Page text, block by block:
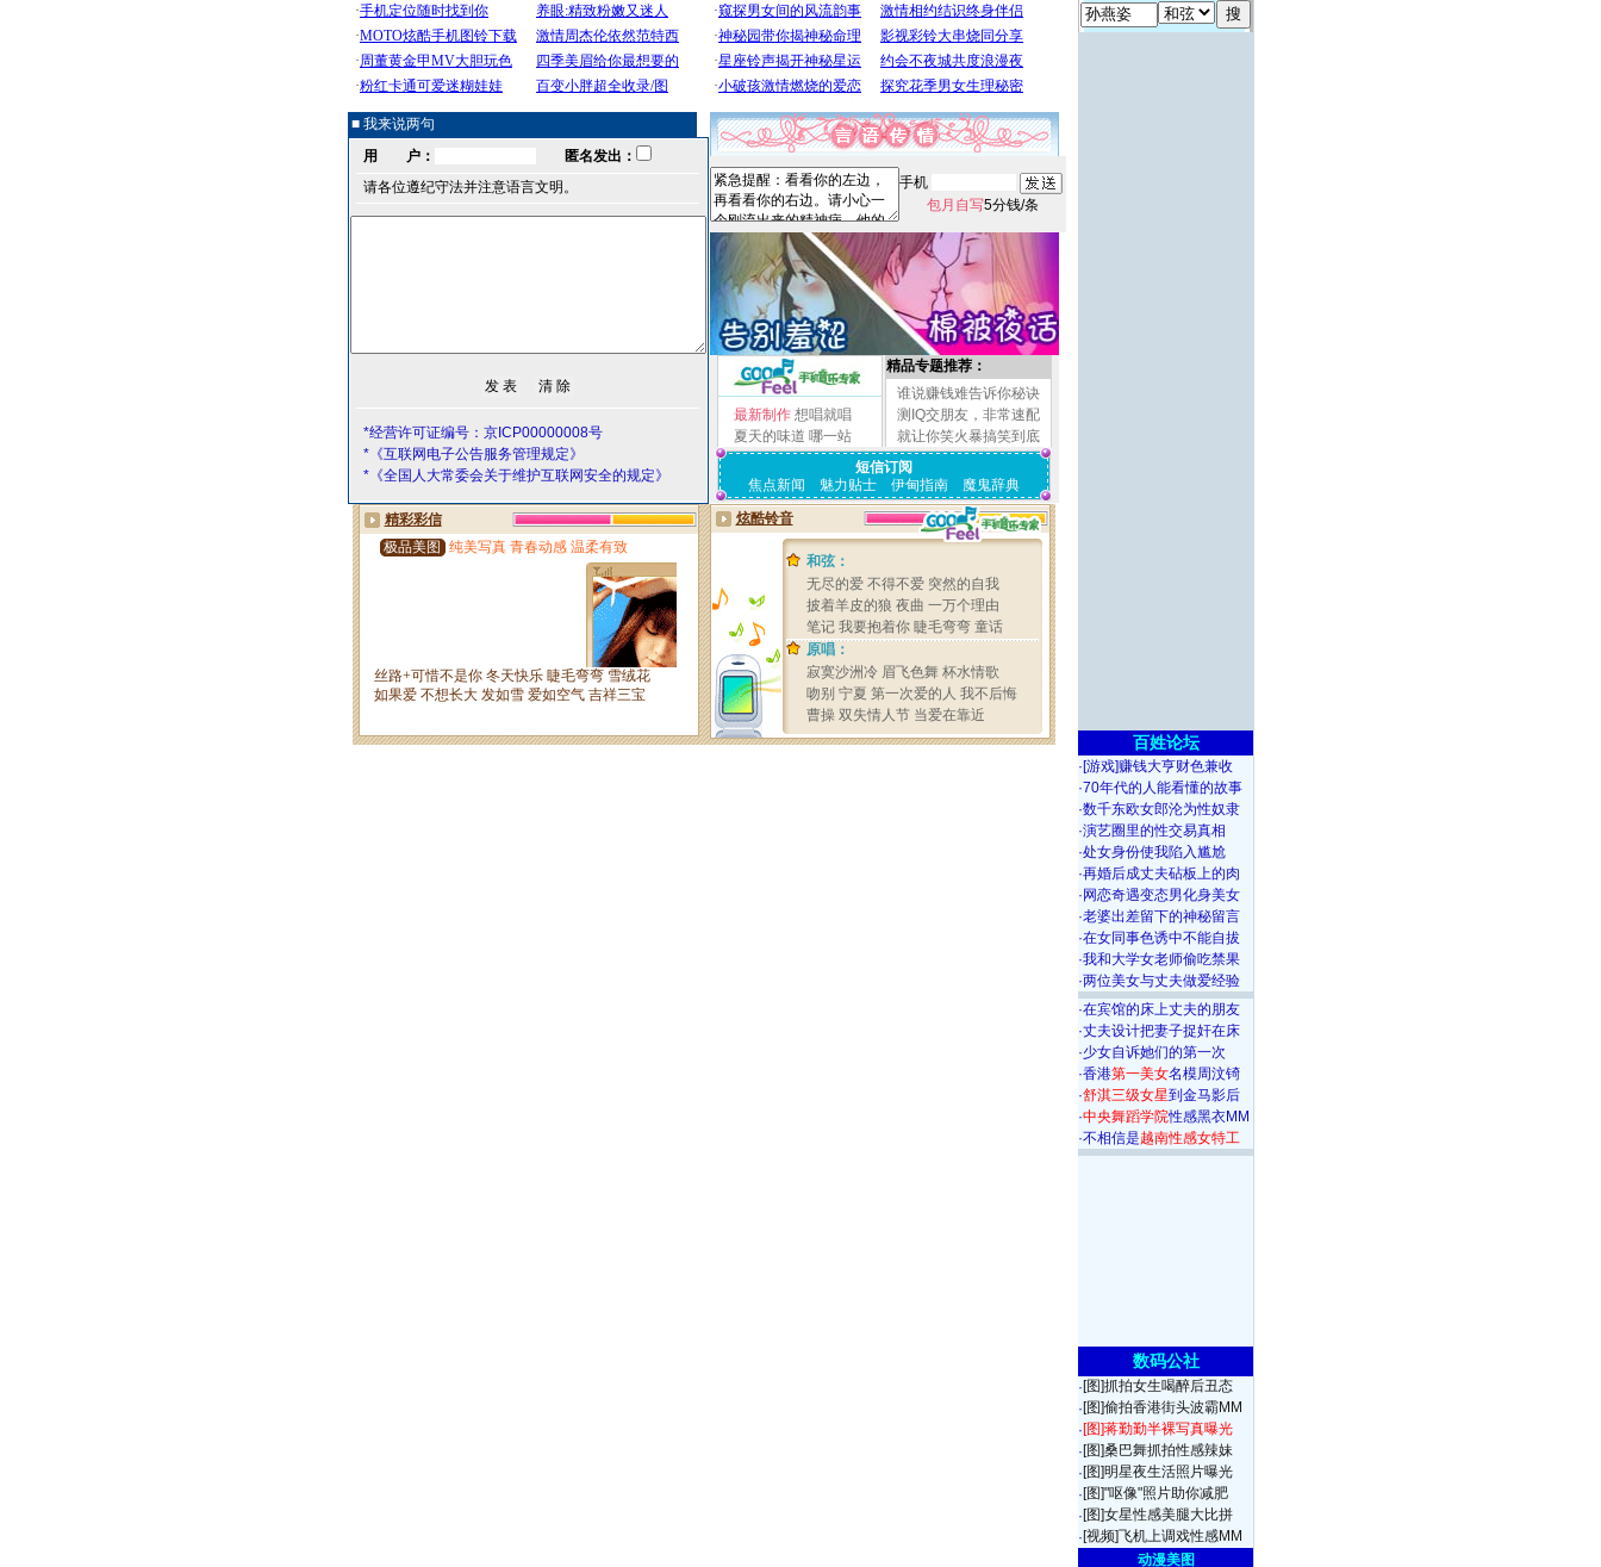
■ 我来说两句
用 户：
匿名发出：
请各位遵纪守法并注意语言文明。
*经营许可证编号：京ICP00000008号
*《互联网电子公告服务管理规定》
*《全国人大常委会关于维护互联网安全的规定》
手机
包月自写5分钱/条
最新制作 想唱就唱
夏天的味道 哪一站
精品专题推荐：
谁说赚钱难告诉你秘诀
测IQ交朋友，非常速配
就让你笑火暴搞笑到底
短信订阅
焦点新闻
魅力贴士 伊甸指南 魔鬼辞典
百姓论坛
· [游戏]赚钱大亨财色兼收
·70年代的人能看懂的故事
·数千东欧女郎沦为性奴隶
·演艺圈里的性交易真相
·处女身份使我陷入尴尬
·再婚后成丈夫砧板上的肉
· 网恋奇遇变态男化身美女
·老婆出差留下的神秘留言
·在女同事色诱中不能自拔
·我和大学女老师偷吃禁果
·两位美女与丈夫做爱经验
·在宾馆的床上丈夫的朋友
·丈夫设计把妻子捉奸在床
·少女自诉她们的第一次
·香港第一美女名模周汶锜
·舒淇三级女星到金马影后
·中央舞蹈学院性感黑衣MM
·不相信是越南性感女特工
数码公社
· [图]抓拍女生喝醉后丑态
· [图]偷拍香港街头波霸MM
·[图]蒋勤勤半裸写真曝光
· [图]桑巴舞抓拍性感辣妹
· [图]明星夜生活照片曝光
· [图]"呕像"照片助你减肥
· [图]女星性感美腿大比拼
· [视频]飞机上调戏性感MM
动漫美图